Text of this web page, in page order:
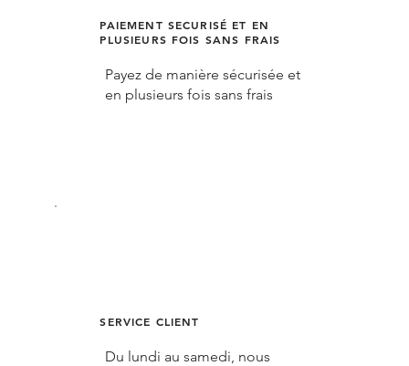
PAIEMENT SECURISÉ ET EN
PLUSIEURS FOIS SANS FRAIS
Payez de manière sécurisée et
en plusieurs fois sans frais
SERVICE CLIENT
Du lundi au samedi, nous